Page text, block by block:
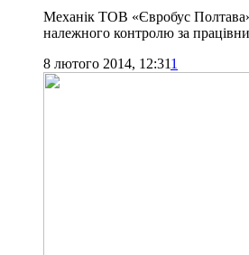
Механік ТОВ «Євробус
належного контролю за
8 лютого 2014, 12:311